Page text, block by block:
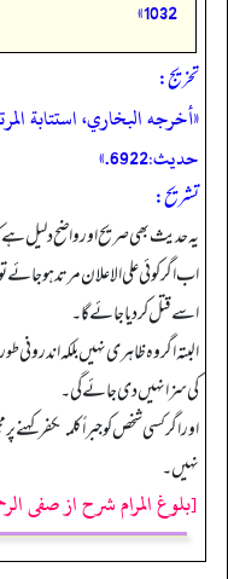
1032»
تخریج:
«أخرجه البخاري، استتابة
حديث:6922.»
تشریح:
یہ حدیث بھی صریح اور واضح دلیل ہے
اب اگر کوئی علی الاعلان مرتد ہو
اسے قتل کر دیا جائے گا۔
البتہ اگر وہ ظاہری نہیں بلکہ
کی سزا نہیں دی جائے گی۔
اور اگر کسی شخص کو جبراً کلمۂکفر
نہیں۔
[بلوغ المرام شرح از صفی